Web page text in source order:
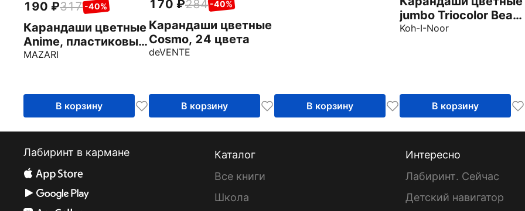
190 317 -40%
Карандаши цветные
Anime, пластиковые,
24 цвета
MAZARI
В корзину
170 284 -40%
Карандаши цветные
Cosmo, 24 цвета
deVENTE
В корзину В корзину
jumbo Triocolor Bear,
24 цвета
Koh-I-Noor
В корзину
Лабиринт в кармане
Каталог
Все книги
Школа
Интересно
Лабиринт. Сейчас
Детский навигатор